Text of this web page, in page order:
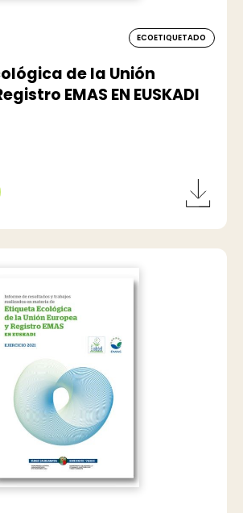
ECOETIQUETADO
de la Unión
EMAS EN EUSKADI